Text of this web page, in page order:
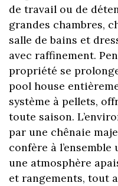
de travail ou de
grandes chambres,
salle de bains et
avec raffinement.
propriété se
pool house
système à pellets,
toute saison.
par une chênaie
confère à
une atmosphère
et rangements, tout